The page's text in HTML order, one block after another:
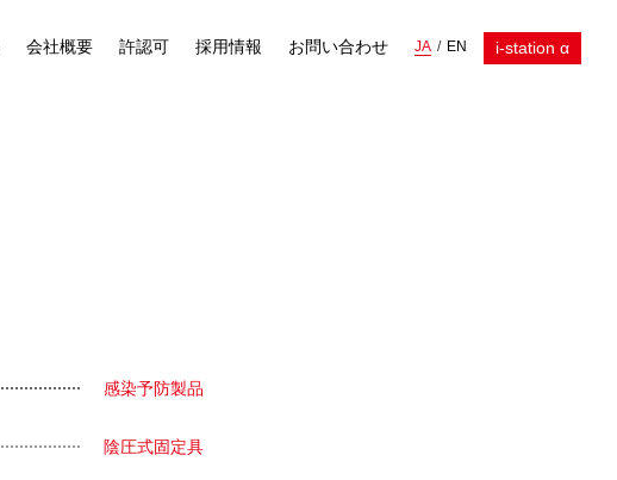
JA EN i-station α
会社概要 許認可 採用情報 お問い合わせ
感染予防製品
陰圧式固定具